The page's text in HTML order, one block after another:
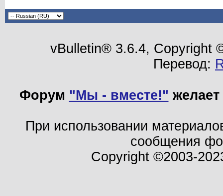
vBulletin® 3.6.4, Copyright
Перевод:
Форум "Мы - вместе!"
При использовании
сообщения
Copyright ©2003-